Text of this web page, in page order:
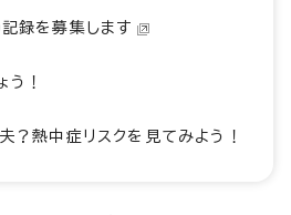
録を募集します
う！
？熱中症リスクを見てみよう！